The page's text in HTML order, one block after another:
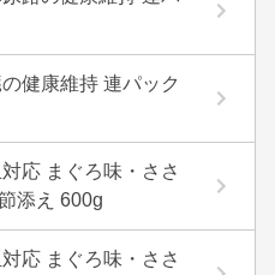
健康維持 連パック
応 まぐろ味・ささ
添え 600g
応 まぐろ味・ささ